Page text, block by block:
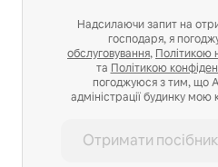
Надсилаючи запит на
господаря, я
обслуговування, Політикою
та Політикою
погоджуюся з тим, що
адміністрації будинку
Отримати